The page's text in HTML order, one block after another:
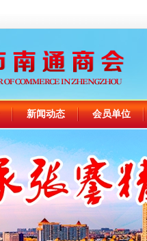
新闻动态 会员单位